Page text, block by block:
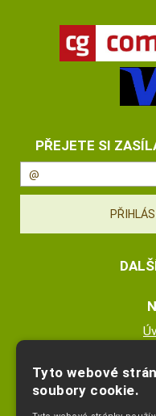
PŘEJETE SI
Tyto webové
soubory cookie.